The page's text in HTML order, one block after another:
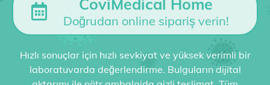
CoviMedical Home
Doğrudan online sipariş verin!
Hızlı sonuçlar için hızlı sevkiyat ve yüksek verimli bir
laboratuvarda değerlendirme. Bulguların dijital